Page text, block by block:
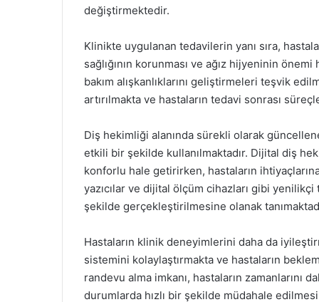
değiştirmektedir.
Klinikte uygulanan tedavilerin yanı sıra,
sağlığının korunması ve ağız hijyeninin
bakım alışkanlıklarını geliştirmeleri teşvik
artırılmakta ve hastaların tedavi sonrası
Diş hekimliği alanında sürekli olarak
etkili bir şekilde kullanılmaktadır. Dijital diş
konforlu hale getirirken, hastaların
yazıcılar ve dijital ölçüm cihazları gibi
şekilde gerçekleştirilmesine olanak
Hastaların klinik deneyimlerini daha da
sistemini kolaylaştırmakta ve hastaların
randevu alma imkanı, hastaların zamanlarını
durumlarda hızlı bir şekilde müdahale